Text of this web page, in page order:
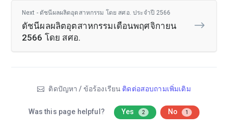
Next - ดัชนีผลผลิตอุตสาหกรรม โดย สศอ. ประจำปี 2566
ดัชนีผลผลิตอุตสาหกรรมเดือนพฤศจิกายน
2566 โดย สศอ.
ติดปัญหา / ข้อร้องเรียน ติดต่อสอบถามเพิ่มเติม
Was this page helpful? Yes 2 No 1